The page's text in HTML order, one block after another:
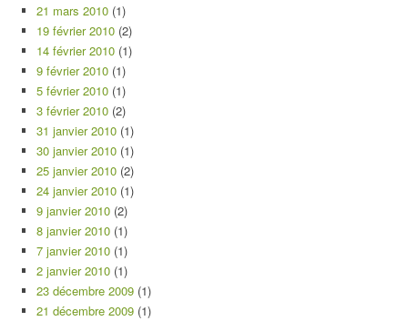
21 mars 2010 (1)
19 février 2010 (2)
14 février 2010 (1)
9 février 2010 (1)
5 février 2010 (1)
3 février 2010 (2)
31 janvier 2010 (1)
30 janvier 2010 (1)
25 janvier 2010 (2)
24 janvier 2010 (1)
9 janvier 2010 (2)
8 janvier 2010 (1)
7 janvier 2010 (1)
2 janvier 2010 (1)
23 décembre 2009 (1)
21 décembre 2009 (1)